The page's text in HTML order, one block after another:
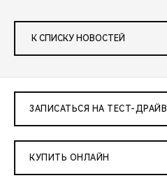
К СПИСКУ НОВОСТЕЙ
ЗАПИСАТЬСЯ НА ТЕСТ-ДРАЙВ
КУПИТЬ ОНЛАЙН